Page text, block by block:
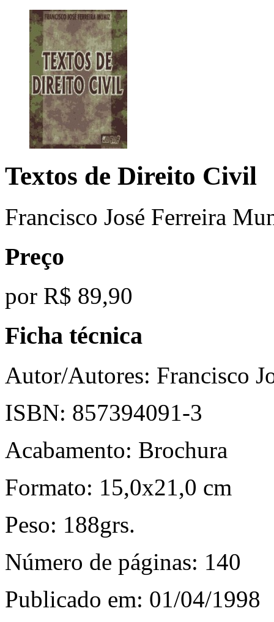
Textos de Direito Civil
Francisco José Ferreira
Preço
por R$ 89,90
Ficha técnica
Autor/Autores: Francisco
ISBN: 857394091-3
Acabamento: Brochura
Formato: 15,0x21,0 cm
Peso: 188grs.
Número de páginas: 140
Publicado em: 01/04/1998